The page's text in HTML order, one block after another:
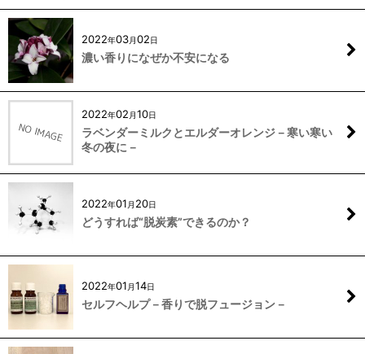
2022年03月02日
濃い香りになぜか不安になる
2022年02 月10日
ラベンダーミルクとエルダーオレンジ－寒い寒い
冬の夜に－
2022年01 月 20日
どうすれば“脱炭素”できるのか？
2022年01 月14日
セルフヘルプ－香りで脱フュージョン－